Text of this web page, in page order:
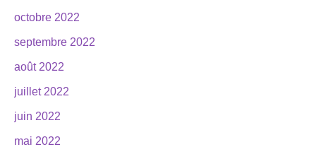
octobre 2022
septembre 2022
août 2022
juillet 2022
juin 2022
mai 2022